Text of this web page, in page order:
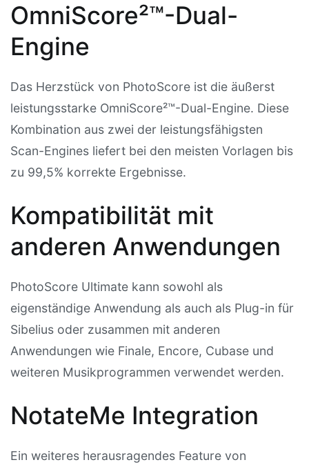
OmniScore²™-Dual-
Engine
Das Herzstück von PhotoScore ist die äußerst
leistungsstarke OmniScore²™-Dual-Engine. Diese
Kombination aus zwei der leistungsfähigsten
Scan-Engines liefert bei den meisten Vorlagen bis
zu 99,5% korrekte Ergebnisse.
Kompatibilität mit
anderen Anwendungen
PhotoScore Ultimate kann sowohl als
eigenständige Anwendung als auch als Plug-in für
Sibelius oder zusammen mit anderen
Anwendungen wie Finale, Encore, Cubase und
weiteren Musikprogrammen verwendet werden.
NotateMe Integration
Ein weiteres herausragendes Feature von